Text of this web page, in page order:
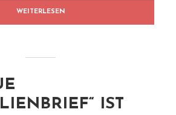
WEITERLESEN
IST